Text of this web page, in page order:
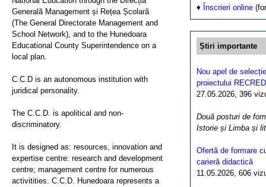
♦ Înscrieri online
Știri importante
Nou apel de
proiectului RECRED
27.05.2026, 396
Două posturi de
Istorie și Limba și
Ofertă de formare
carieră didactică
11.05.2026, 606
Generală Management și Rețea Școlară
(The General Directorate Management and
School Network), and to the Hunedoara
Educational County Superintendence on a
local plan.
C.C.D is an autonomous institution with
juridical personality.
The C.C.D. is apolitical and non-
discriminatory.
It is designed as: resources, innovation and
expertise centre: research and development
centre; management centre for numerous
activitities. C.C.D. Hunedoara represents a